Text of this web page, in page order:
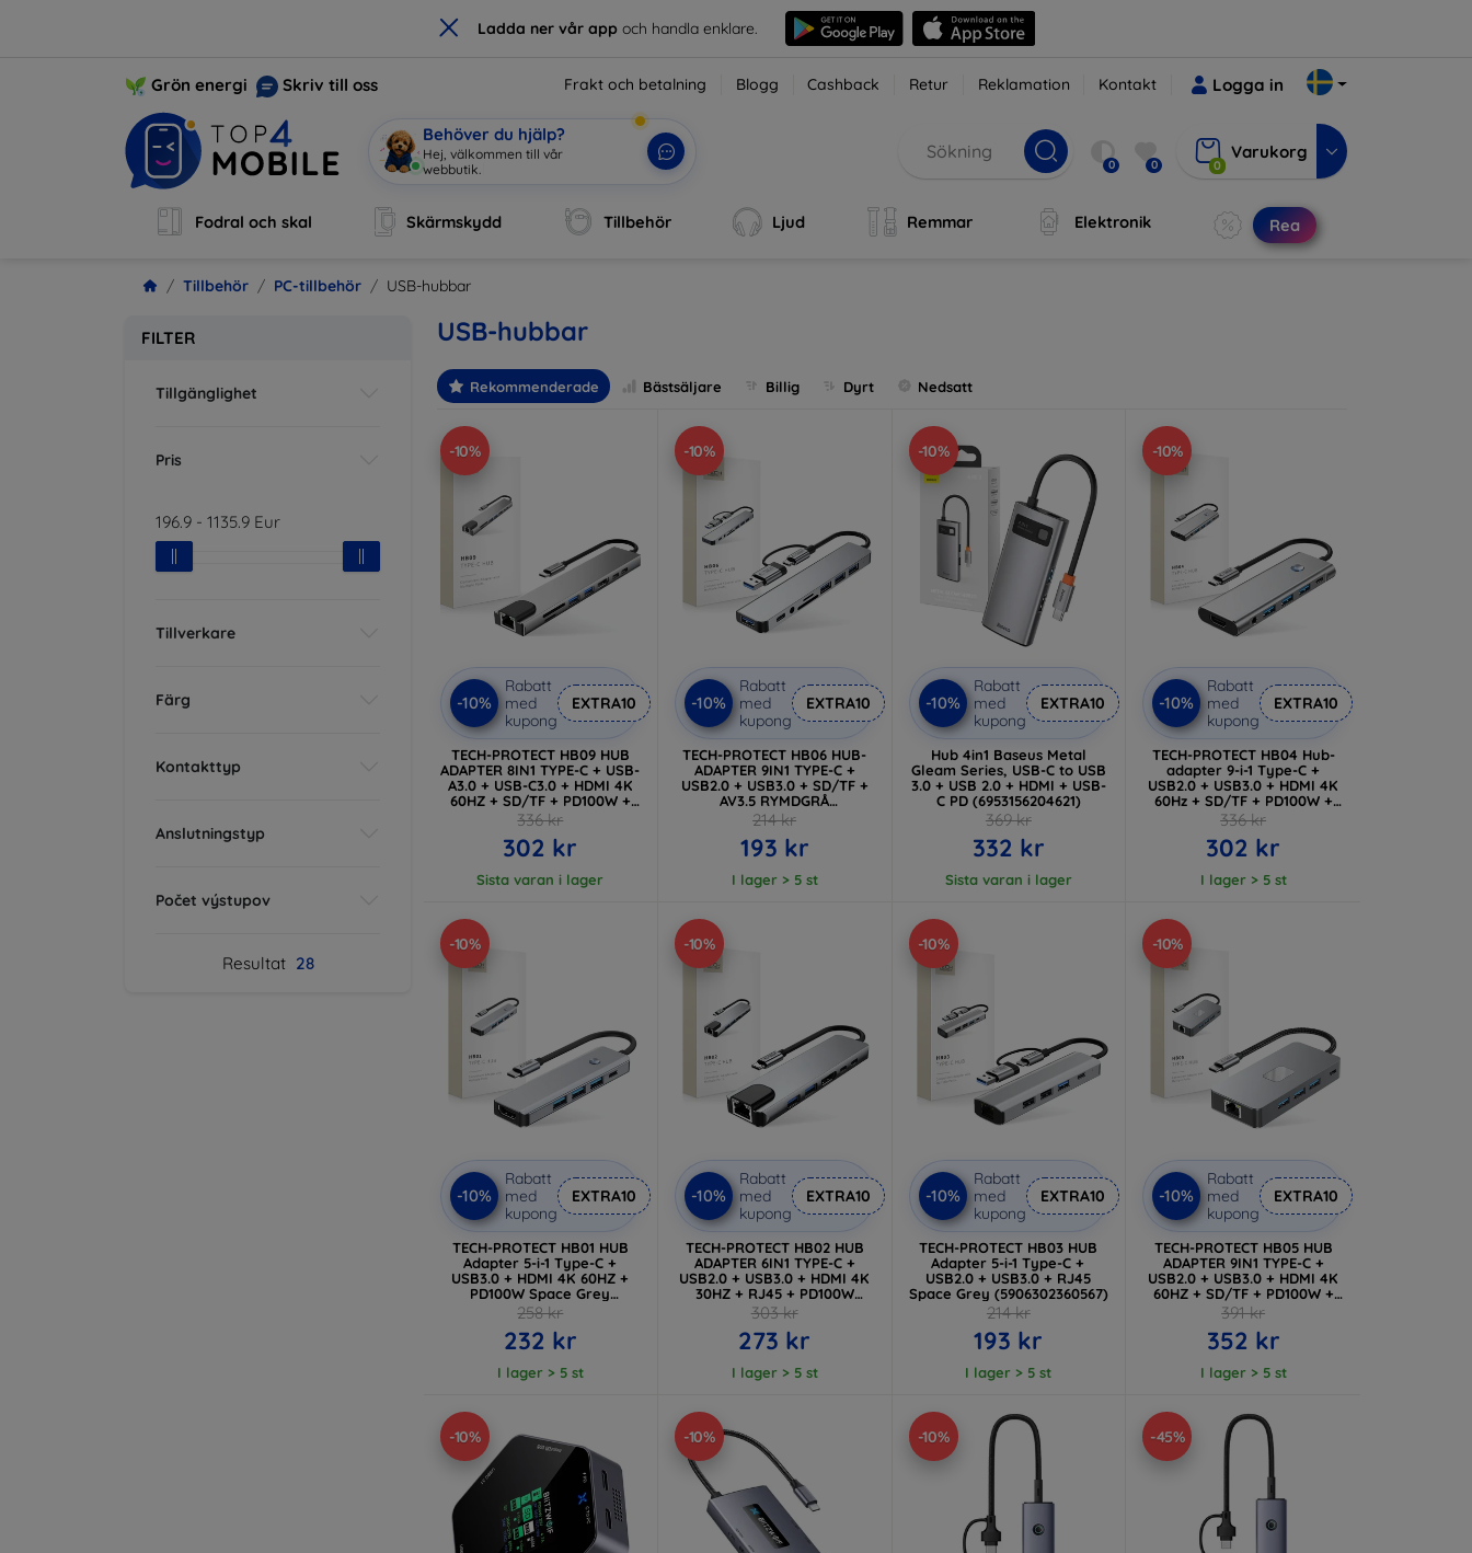
× Ladda ner vår app och handla enklare.
Grön energi Skriv till oss Frakt och betalning Blogg Cashback Retur Reklamation Kontakt Logga in
Behöver du hjälp?
Jag är| 0 0 0
Varukorg
Fodral och skal Skärmskydd Tillbehör Ljud Remmar Elektronik Rea
Tillbehör PC-tillbehör USB-hubbar
FILTER
Tillgänglighet
Pris
196.9 - 1135.9 Eur
Tillverkare
Färg
Kontakttyp
Anslutningstyp
Počet výstupov
Resultat 28
USB-hubbar
Rekommenderade Bästsäljare Billig Dyrt Nedsatt
-10%
-10%
Rabatt
med
kupong
EXTRA10
TECH-PROTECT HB09 HUB
ADAPTER 8IN1 TYPE-C + USB-
A3.0 + USB-C3.0 + HDMI 4K
60HZ + SD/TF + PD100W +
RJ45 1000MB/S SPACE GREY
(5906302340033)
336 kr
302 kr
Sista varan i lager
-10%
-10%
Rabatt
med
kupong
EXTRA10
TECH-PROTECT HB06 HUB-
ADAPTER 9IN1 TYPE-C +
USB2.0 + USB3.0 + SD/TF +
AV3.5 RYMDGRÅ
(5906302360550)
214 kr
193 kr
I lager > 5 st
-10%
-10%
Rabatt
med
kupong
EXTRA10
Hub 4in1 Baseus Metal
Gleam Series, USB-C to USB
3.0 + USB 2.0 + HDMI + USB-
C PD (6953156204621)
369 kr
332 kr
Sista varan i lager
-10%
-10%
Rabatt
med
kupong
EXTRA10
TECH-PROTECT HB04 Hub-
adapter 9-i-1 Type-C +
USB2.0 + USB3.0 + HDMI 4K
60Hz + SD/TF + PD100W +
AV3.5 Space Grey
(5906302360536)
336 kr
302 kr
I lager > 5 st
-10%
-10%
Rabatt
med
kupong
EXTRA10
TECH-PROTECT HB01 HUB
Adapter 5-i-1 Type-C +
USB3.0 + HDMI 4K 60HZ +
PD100W Space Grey
(5906302360529)
258 kr
232 kr
I lager > 5 st
-10%
-10%
Rabatt
med
kupong
EXTRA10
TECH-PROTECT HB02 HUB
ADAPTER 6IN1 TYPE-C +
USB2.0 + USB3.0 + HDMI 4K
30HZ + RJ45 + PD100W
SPACE GREY
(5906302360574)
303 kr
273 kr
I lager > 5 st
-10%
-10%
Rabatt
med
kupong
EXTRA10
TECH-PROTECT HB03 HUB
Adapter 5-i-1 Type-C +
USB2.0 + USB3.0 + RJ45
Space Grey (5906302360567)
214 kr
193 kr
I lager > 5 st
-10%
-10%
Rabatt
med
kupong
EXTRA10
TECH-PROTECT HB05 HUB
ADAPTER 9IN1 TYPE-C +
USB2.0 + USB3.0 + HDMI 4K
60HZ + SD/TF + PD100W +
RJ45 1000M SPACE GREY
(5906302360543)
391 kr
352 kr
I lager > 5 st
-10% -10% -10% -45%